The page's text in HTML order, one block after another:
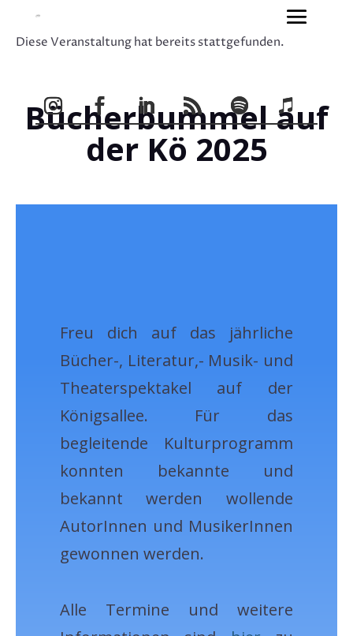
Diese Veranstaltung hat bereits stattgefunden.
Bücherbummel auf
der Kö 2025
Freu dich auf das jährliche
Bücher-, Literatur,- Musik- und
Theaterspektakel auf der
Königsallee. Für das
begleitende Kulturprogramm
konnten bekannte und
bekannt werden wollende
AutorInnen und MusikerInnen
gewonnen werden.
Alle Termine und weitere